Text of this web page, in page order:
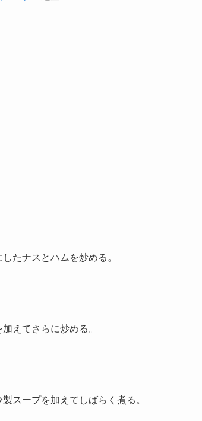
たナスとハムを炒める。
えてさらに炒める。
スープを加えてしばらく煮る。